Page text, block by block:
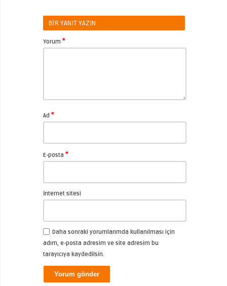
BIR YANIT YAZIN
Yorum *
Ad *
E-posta *
İnternet sitesi
Daha sonraki yorumlarımda kullanılması için
adım, e-posta adresim ve site adresim bu
tarayıcıya kaydedilsin.